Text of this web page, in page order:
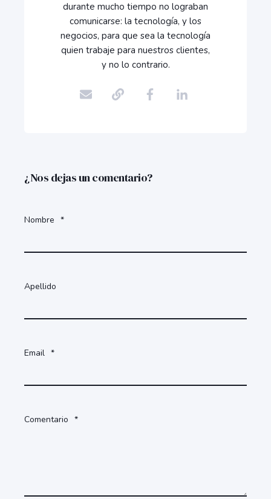
durante mucho tiempo no lograban
comunicarse: la tecnología, y los
negocios, para que sea la tecnología
quien trabaje para nuestros clientes,
y no lo contrario.
¿Nos dejas un comentario?
Nombre *
Apellido
Email *
Comentario *